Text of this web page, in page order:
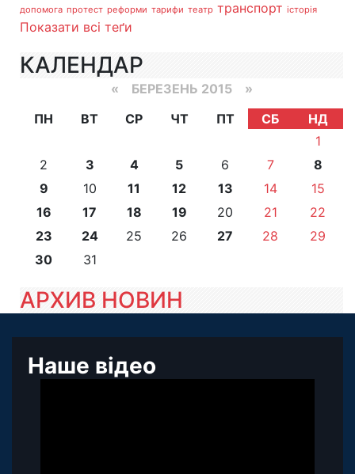
допомога протест реформи тарифи театр транспорт історія
Показати всі теґи
КАЛЕНДАР
« БЕРЕЗЕНЬ 2015 »
ПН
ВТ СР ЧТ ПТ СБ
НД
1
2
3 4 5 6 7
8
9
10 11 12 13 14
15
16
17 18 19 20 21
22
23
24 25 26 27 28
29
30
31
АРХИВ НОВИН
Наше відео